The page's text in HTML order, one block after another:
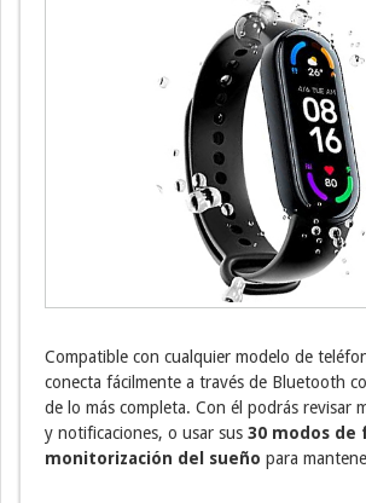
Compatible con cualquier modelo de
conecta fácilmente a través de Bluetooth
de lo más completa. Con él podrás revisar
y notificaciones, o usar sus 30 modos de
monitorización del sueño para